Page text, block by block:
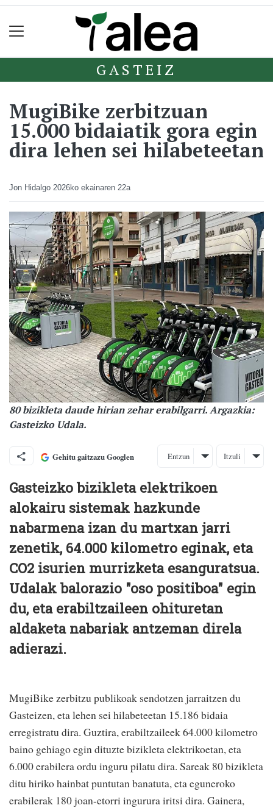
GASTEIZ
MugiBike zerbitzuan
15.000 bidaiatik gora egin
dira lehen sei hilabeteetan
Jon Hidalgo 2026ko ekainaren 22a
80 bizikleta daude hirian zehar erabilgarri. Argazkia:
Gasteizko Udala.
Gehitu gaitzazu Googlen Entzun Itzuli
Gasteizko bizikleta elektrikoen
alokairu sistemak hazkunde
nabarmena izan du martxan jarri
zenetik, 64.000 kilometro eginak, eta
CO2 isurien murrizketa esanguratsua.
Udalak balorazio "oso positiboa" egin
du, eta erabiltzaileen ohituretan
aldaketa nabariak antzeman direla
adierazi.
MugiBike zerbitzu publikoak sendotzen jarraitzen du
Gasteizen, eta lehen sei hilabeteetan 15.186 bidaia
erregistratu dira. Guztira, erabiltzaileek 64.000 kilometro
baino gehiago egin dituzte bizikleta elektrikoetan, eta
6.000 erabilera ordu inguru pilatu dira. Sareak 80 bizikleta
ditu hiriko hainbat puntutan banatuta, eta eguneroko
erabilerak 180 joan-etorri ingurura iritsi dira. Gainera,